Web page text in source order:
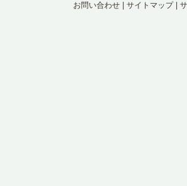
お問い合わせ サイトマップ|